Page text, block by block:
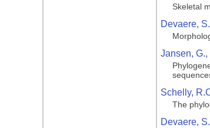
Skeletal
Devaere,
Jansen,
Schelly,
The
Devaere,